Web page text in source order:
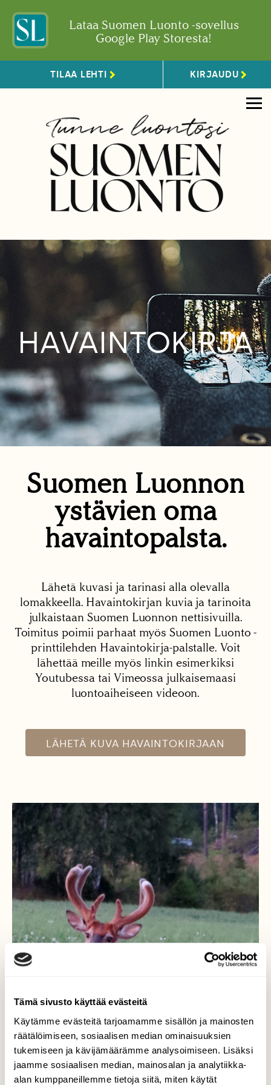
Tämä sivusto käyttää evästeitä
Käytämme evästeitä tarjoamamme sisällön ja mainosten
räätälöimiseen, sosiaalisen median ominaisuuksien
tukemiseen ja kävijämäärämme analysoimiseen. Lisäksi
jaamme sosiaalisen median, mainosalan ja analytiikka-
alan kumppaneillemme tietoja siitä, miten käytät
Lataa Suomen Luonto -sovellus
Google Play Storesta!
TILAA LEHTI KIRJAUDU
HAVAINTOKIRJA
Suomen Luonnon
ystävien oma
havaintopalsta.
Lähetä kuvasi ja tarinasi alla olevalla
lomakkeella. Havaintokirjan kuvia ja tarinoita
julkaistaan Suomen Luonnon nettisivuilla.
Toimitus poimii parhaat myös Suomen Luonto -
printtilehden Havaintokirja-palstalle. Voit
lähettää meille myös linkin esimerkiksi
Youtubessa tai Vimeossa julkaisemaasi
luontoaiheiseen videoon.
LÄHETÄ KUVA HAVAINTOKIRJAAN